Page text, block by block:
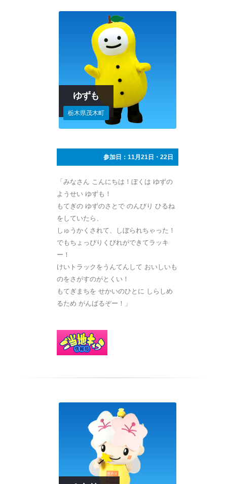
ゆずも
栃木県茂木町
参加日：11月21日・22日
「みなさん こんにちは！ぼくは ゆずの
ようせい ゆずも！
もてぎの ゆずのさとで のんびり ひるね
をしていたら、
しゅうかくされて、しぼられちゃった！
でもちょっぴりくびれができてラッキ
ー！
けいトラックをうんてんして おいしいも
のをさがすのがとくい！
もてぎまちを せかいのひとに しらしめ
るため がんばるぞー！」